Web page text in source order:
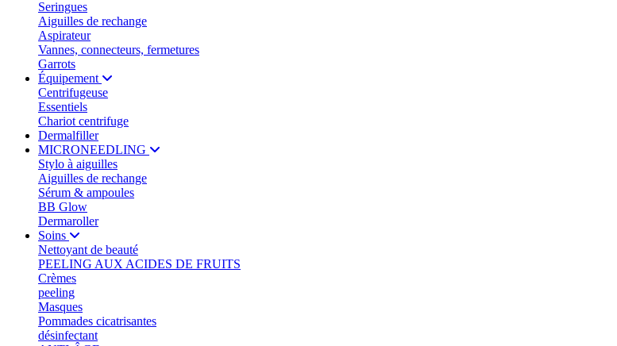
Seringues
Aiguilles de rechange
Aspirateur
Vannes, connecteurs, fermetures
Garrots
Équipement
Centrifugeuse
Essentiels
Chariot centrifuge
Dermalfiller
MICRONEEDLING
Stylo à aiguilles
Aiguilles de rechange
Sérum & ampoules
BB Glow
Dermaroller
Soins
Nettoyant de beauté
PEELING AUX ACIDES DE FRUITS
Crèmes
peeling
Masques
Pommades cicatrisantes
désinfectant